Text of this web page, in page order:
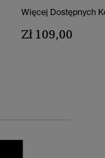
Więcej Dostępnych
Zł 109,00